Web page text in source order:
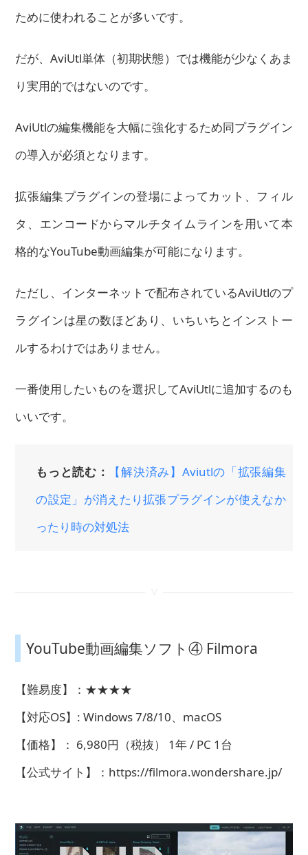
ために使われることが多いです。
だが、AviUtl単体（初期状態）では機能が少なくあま
り実用的ではないのです。
AviUtlの編集機能を大幅に強化するため同プラグイン
の導入が必須となります。
拡張編集プラグインの登場によってカット、フィル
タ、エンコードからマルチタイムラインを用いて本
格的なYouTube動画編集が可能になります。
ただし、インターネットで配布されているAviUtlのプ
ラグインは星の数ほどあり、いちいちとインストー
ルするわけではありません。
一番使用したいものを選択してAviUtlに追加するのも
いいです。
もっと読む：
【解決済み】Aviutlの「拡張編集
の設定」が消えたり拡張プラグインが使えなか
ったり時の対処法
YouTube動画編集ソフト④ Filmora
【難易度】：★★★★
【対応OS】: Windows 7/8/10、macOS
【価格】： 6,980円（税抜） 1年 / PC 1台
【公式サイト】：https://filmora.wondershare.jp/